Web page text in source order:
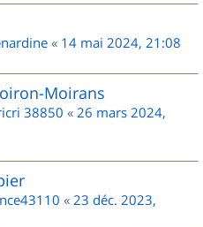
« 14 mai 2024, 21:08
Moirans
38850 « 26 mars 2024,
« 23 déc. 2023,